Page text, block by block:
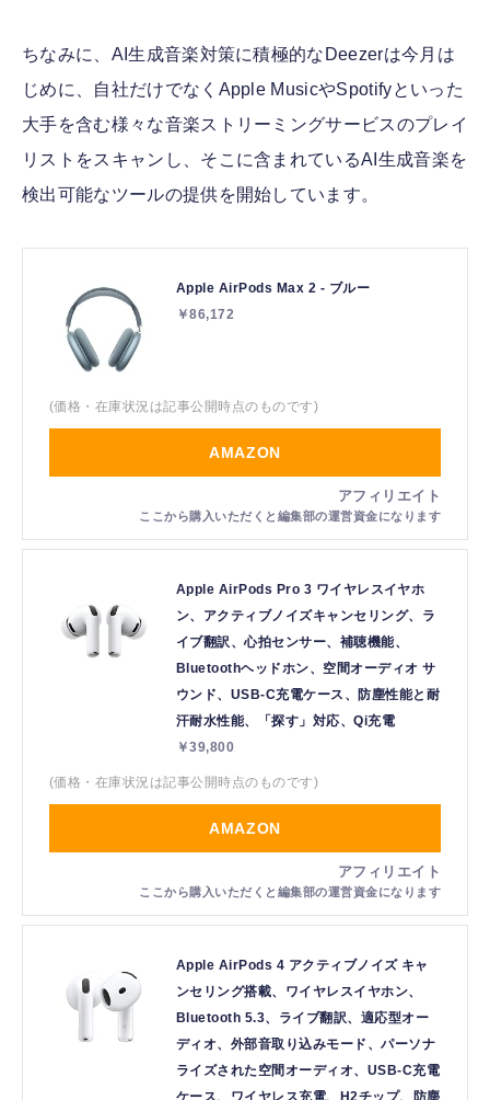
ちなみに、AI生成音楽対策に積極的なDeezerは今月は
じめに、自社だけでなくApple MusicやSpotifyといった
大手を含む様々な音楽ストリーミングサービスのプレイ
リストをスキャンし、そこに含まれているAI生成音楽を
検出可能なツールの提供を開始しています。
Apple AirPods Max 2 - ブルー
￥86,172
(価格・在庫状況は記事公開時点のものです)
AMAZON
Apple AirPods Pro 3 ワイヤレスイヤホ
ン、アクティブノイズキャンセリング、ラ
イブ翻訳、心拍センサー、補聴機能、
Bluetoothヘッドホン、空間オーディオ サ
ウンド、USB-C充電ケース、防塵性能と耐
汗耐水性能、「探す」対応、Qi充電
￥39,800
(価格・在庫状況は記事公開時点のものです)
AMAZON
Apple AirPods 4 アクティブノイズ キャ
ンセリング搭載、ワイヤレスイヤホン、
Bluetooth 5.3、ライブ翻訳、適応型オー
ディオ、外部音取り込みモード、パーソナ
ライズされた空間オーディオ、USB-C充電
ケース、ワイヤレス充電、H2チップ、防塵